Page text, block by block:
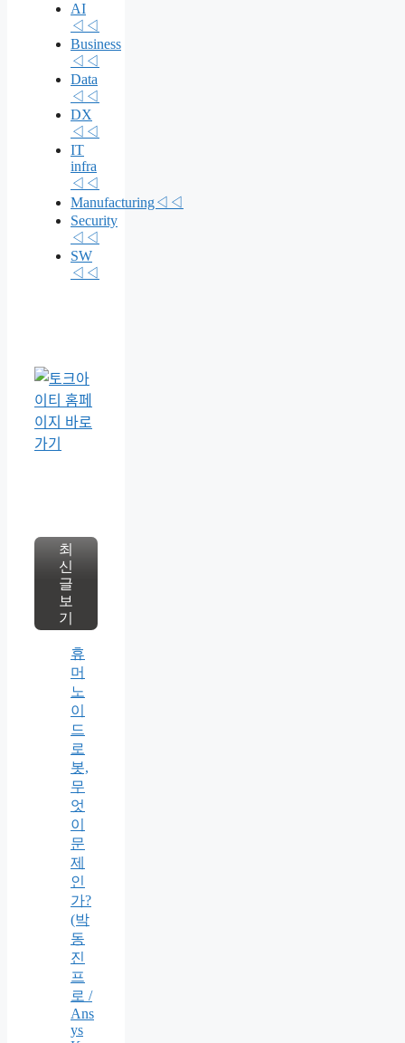
AI
◁◁
Business
◁◁
Data
◁◁
DX
◁◁
IT
infra
◁◁
Manufacturing◁◁
Security
◁◁
SW
◁◁
최
신
글
보
기
휴
머
노
이
드
로
봇,
무
엇
이
문
제
인
가?
(박
동
진
프
로 /
Ans
ys